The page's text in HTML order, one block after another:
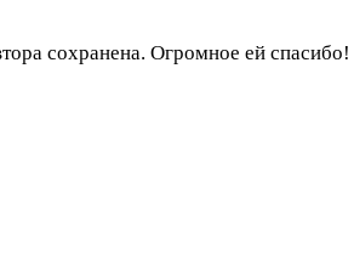
сохранена. Огромное ей спасибо!